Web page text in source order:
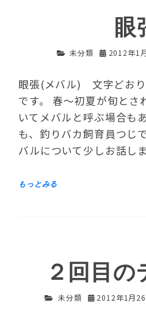
眼
未分類 2012年1
眼張(メバル) 文字どお
です。 春～初夏が旬とさ
いてメバルと呼ぶ場合も
も、釣りバカ飼育員つじ
バルについて少しお話し
２回目の
未分類 2012年1月